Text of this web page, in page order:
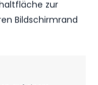
zur
Bildschirmrand